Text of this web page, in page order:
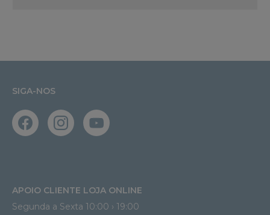
SIGA-NOS
APOIO CLIENTE LOJA ONLINE
Segunda a Sexta 10:00 › 19:00